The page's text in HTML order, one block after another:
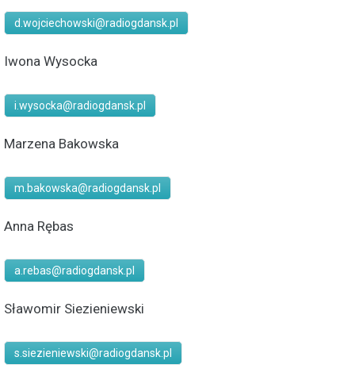
d.wojciechowski@radiogdansk.pl
Iwona Wysocka
i.wysocka@radiogdansk.pl
Marzena Bakowska
m.bakowska@radiogdansk.pl
Anna Rębas
a.rebas@radiogdansk.pl
Sławomir Siezieniewski
s.siezieniewski@radiogdansk.pl